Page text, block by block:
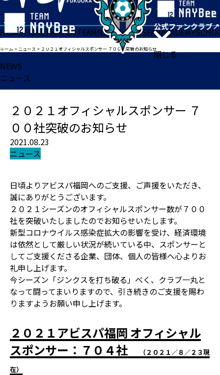
閉じる
HOMETICKETMATCHTEAMNEWSGOODSFANACADEMY
ホーム >ニュース > ２０２１オフィシャルスポンサー ７００社突破のお知らせ
NEWS
ニュース
２０２１オフィシャルスポンサー ７
００社突破のお知らせ
2021.08.23
ニュース
日頃よりアビスパ福岡へのご支援、ご声援をいただき、
誠にありがとうございます。
２０２１シーズンのオフィシャルスポンサー数が７００
社を突破いたしましたのでお知らせいたします。
新型コロナウイルス感染症拡大の影響を受け、経済環境
は依然として厳しい状況が続いている中、スポンサーと
してご支援くださる企業、団体、個人の皆様へ心よりお
礼申し上げます。
今シーズン「ジンクスを打ち破る」べく、クラブ一丸と
なって闘ってまいりますので、引き続きのご支援を賜わ
りますようお願い申し上げます。
２０２１アビスパ福岡 オフィシャル
スポンサー：７０４社
（２０２１／８／２３現
在）